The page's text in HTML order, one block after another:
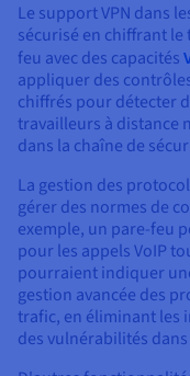
Le support VPN dans
sécurisé en chiffrant
feu avec des capacités
appliquer des
chiffrés pour détecter
travailleurs à distance
dans la chaîne de
La gestion des
gérer des normes de
exemple, un pare-feu
pour les appels VoIP
pourraient indiquer
gestion avancée des
trafic, en éliminant
des vulnérabilités